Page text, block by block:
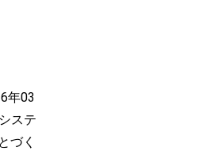
年03
ステ
づく